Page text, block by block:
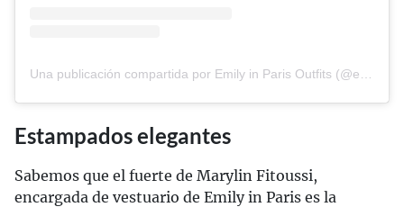
Estampados elegantes
Sabemos que el fuerte de Marylin Fitoussi,
encargada de vestuario de Emily in Paris es la